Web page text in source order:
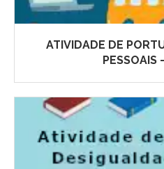
ATIVIDADE DE
PESSOAIS